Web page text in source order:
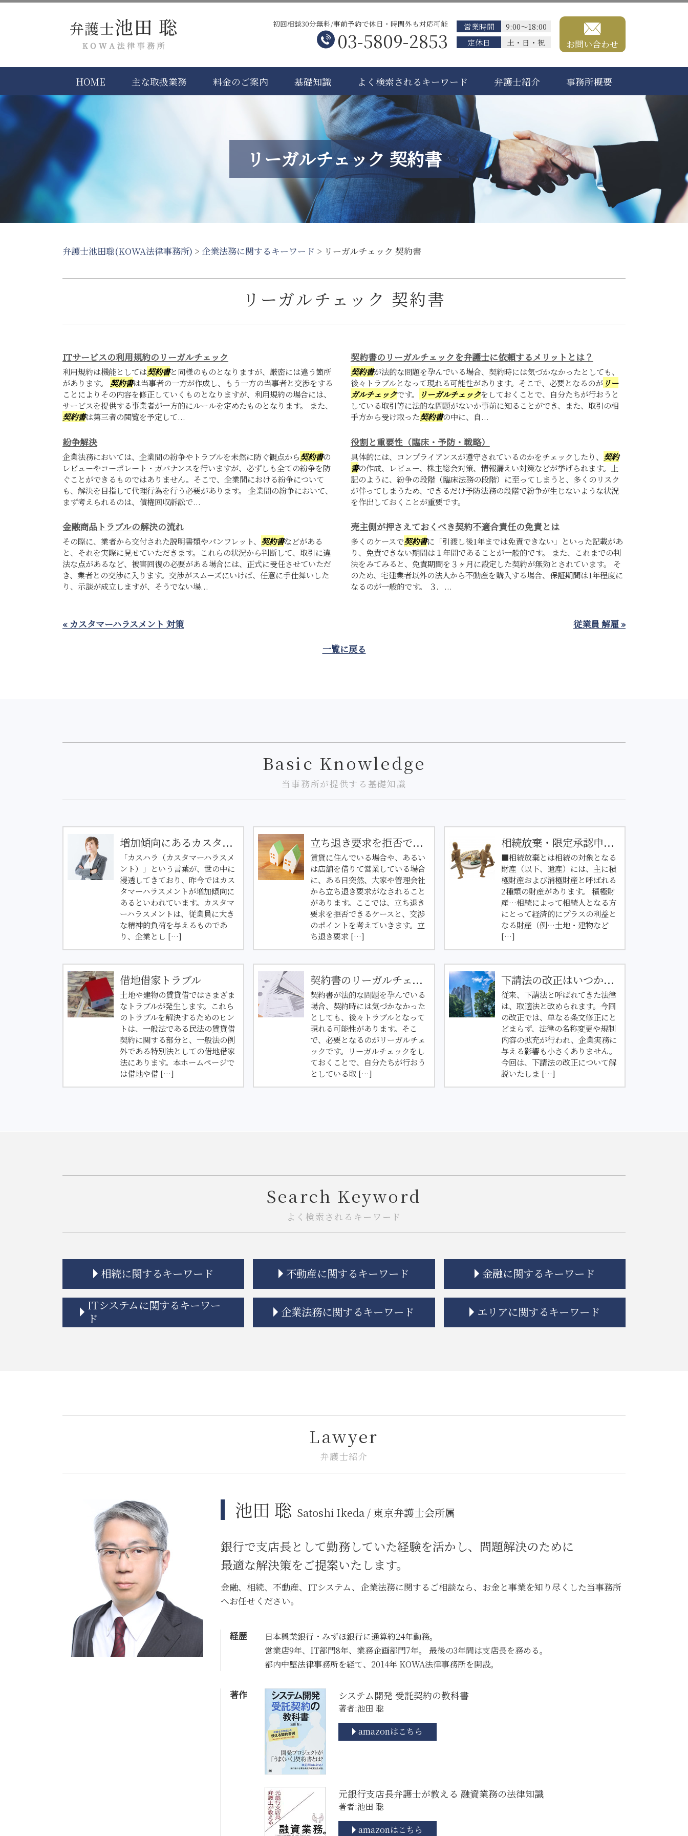
リーガルチェック 契約書
初回相談30分無料/事前予約で休日・時間外も対応可能
03-5809-2853
営業時間
9:00～18:00
定休日
土・日・祝 お問い合わせ
HOME 主な取扱業務 料金のご案内 基礎知識 よく検索されるキーワード 弁護士紹介 事務所概要
弁護士池田聡(KOWA法律事務所) > 企業法務に関するキーワード > リーガルチェック 契約書
リーガルチェック 契約書
ITサービスの利用規約のリーガルチェック
利用規約は機能としては契約書と同様のものとなりますが、厳密には違う箇所
があります。 契約書は当事者の一方が作成し、もう一方の当事者と交渉をする
ことによりその内容を修正していくものとなりますが、利用規約の場合には、
サービスを提供する事業者が一方的にルールを定めたものとなります。 また、
契約書は第三者の閲覧を予定して...
契約書のリーガルチェックを弁護士に依頼するメリットとは？
契約書が法的な問題を孕んでいる場合、契約時には気づかなかったとしても、
後々トラブルとなって現れる可能性があります。そこで、必要となるのがリー
ガルチェックです。 リーガルチェックをしておくことで、自分たちが行おうと
している取引等に法的な問題がないか事前に知ることができ、また、取引の相
手方から受け取った契約書の中に、自...
紛争解決
企業法務においては、企業間の紛争やトラブルを未然に防ぐ観点から契約書の
レビューやコーポレート・ガバナンスを行いますが、必ずしも全ての紛争を防
ぐことができるものではありません。そこで、企業間における紛争について
も、解決を目指して代理行為を行う必要があります。 企業間の紛争において、
まず考えられるのは、債権回収訴訟で...
役割と重要性（臨床・予防・戦略）
具体的には、コンプライアンスが遵守されているのかをチェックしたり、 契約
書の作成、レビュー、株主総会対策、情報漏えい対策などが挙げられます。上
記のように、紛争の段階（臨床法務の段階）に至ってしまうと、多くのリスク
が伴ってしまうため、できるだけ予防法務の段階で紛争が生じないような状況
を作出しておくことが重要です。
金融商品トラブルの解決の流れ
その際に、業者から交付された説明書類やパンフレット、 契約書などがある
と、それを実際に見せていただきます。これらの状況から判断して、取引に違
法な点があるなど、被害回復の必要がある場合には、正式に受任させていただ
き、業者との交渉に入ります。交渉がスムーズにいけば、任意に手仕舞いした
り、示談が成立しますが、そうでない場...
売主側が押さえておくべき契約不適合責任の免責とは
多くのケースで契約書に「引渡し後1年までは免責できない」といった記載があ
り、免責できない期間は１年間であることが一般的です。 また、これまでの判
決をみてみると、免責期間を３ヶ月に設定した契約が無効とされています。 そ
のため、宅建業者以外の法人から不動産を購入する場合、保証期間は1年程度に
なるのが一般的です。 ３．...
« カスタマーハラスメント 対策
従業員 解雇 »
一覧に戻る
Basic Knowledge
当事務所が提供する基礎知識
増加傾向にあるカスタ...
「カスハラ（カスタマーハラスメ
ント）」という言葉が、世の中に
浸透してきており、昨今ではカス
タマーハラスメントが増加傾向に
あるといわれています。カスタマ
ーハラスメントは、従業員に大き
な精神的負荷を与えるものであ
り、企業とし […]
立ち退き要求を拒否で...
賃貸に住んでいる場合や、あるい
は店舗を借りて営業している場合
に、ある日突然、大家や管理会社
から立ち退き要求がなされること
があります。ここでは、立ち退き
要求を拒否できるケースと、交渉
のポイントを考えていきます。立
ち退き要求 […]
相続放棄・限定承認申...
■相続放棄とは相続の対象となる
財産（以下、遺産）には、主に積
極財産および消極財産と呼ばれる
2種類の財産があります。 積極財
産…相続によって相続人となる方
にとって経済的にプラスの利益と
なる財産（例…土地・建物など
[…]
借地借家トラブル
土地や建物の賃貸借ではさまざま
なトラブルが発生します。これら
のトラブルを解決するためのヒン
トは、一般法である民法の賃貸借
契約に関する部分と、一般法の例
外である特別法としての借地借家
法にあります。本ホームページで
は借地や借 […]
契約書のリーガルチェ...
契約書が法的な問題を孕んでいる
場合、契約時には気づかなかった
としても、後々トラブルとなって
現れる可能性があります。そこ
で、必要となるのがリーガルチェ
ックです。リーガルチェックをし
ておくことで、自分たちが行おう
としている取 […]
下請法の改正はいつか...
従来、下請法と呼ばれてきた法律
は、取適法と改められます。今回
の改正では、単なる条文修正にと
どまらず、法律の名称変更や規制
内容の拡充が行われ、企業実務に
与える影響も小さくありません。
今回は、下請法の改正について解
説いたしま […]
Search Keyword
よく検索されるキーワード
相続に関するキーワード
相続 もめる
相続人 連絡 取れない
相続 流れ
相続 空き家
相続放棄
相続 分配
相続 争い
相続放棄 デメリット
不動産に関するキーワード
市街地再開発 問題点
契約不適合責任 免責 とは
トラブル 問題
境界線 相隣関係
家賃 値上げ 交渉
相隣関係 トラブル
相隣関係 目隠し
借地 トラブル
不動産トラブル 相談 賃貸
金融に関するキーワード
金貨金融 違法
金融商品 解決
金貨金融 利用
金貨金融 とは
ITシステムに関するキーワー
ド
誹謗中傷 罰金
リーガルチェック 必要性
ソフトウェア 著作権
リーガルチェック システム
リーガルチェック 法務
誹謗中傷 法律改正
itシステム リスク
個人情報漏えい システム
企業法務に関するキーワード
企業法務 戦略
下請法 改正 いつから
企業法務 相談
企業法務 弁護士
紛争解決 弁護士
紛争解決 できること
企業法務 総務
企業法務 債権管理
企業法務 知的財産
nda 締結
エリアに関するキーワード
大田区 ITシステム 法律問題
江東区 遺産分割
中央区 企業法務
Lawyer
弁護士紹介
池田 聡 Satoshi Ikeda / 東京弁護士会所属
銀行で支店長として勤務していた経験を活かし、問題解決のために
最適な解決策をご提案いたします。
金融、相続、不動産、ITシステム、企業法務に関するご相談なら、お金と事業を知り尽くした当事務所
へお任せください。
経歴
日本興業銀行・みずほ銀行に通算約24年勤務。
営業店9年、IT部門8年、業務企画部門7年。 最後の3年間は支店長を務める。
都内中堅法律事務所を経て、2014年 KOWA法律事務所を開設。
著作 システム開発 受託契約の教科書
著者:池田 聡
amazonはこちら
元銀行支店長弁護士が教える 融資業務の法律知識
著者:池田 聡
amazonはこちら